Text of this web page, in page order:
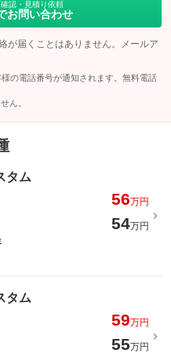
認・見積り依頼
お問い合わせ
が届くことはありません。メールア
の電話番号が通知されます。無料電話
ん。
タム
56万円
54万円
タム
59万円
55万円